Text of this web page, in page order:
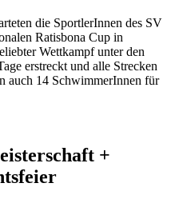
die SportlerInnen des SV
Ratisbona Cup in
Wettkampf unter den
erstreckt und alle Strecken
auch 14 SchwimmerInnen für
+